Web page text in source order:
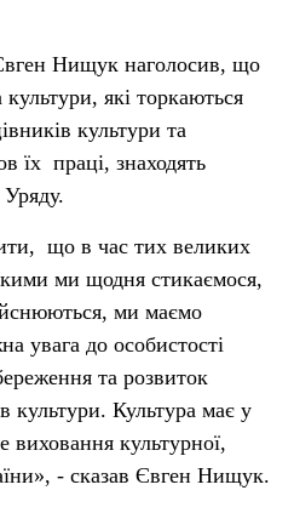
Нищук наголосив, що
культури, які торкаються
культури та
їх праці, знаходять
що в час тих великих
ми щодня стикаємося,
ми маємо
увага до особистості
та розвиток
культури. Культура має у
виховання культурної,
- сказав Євген Нищук.